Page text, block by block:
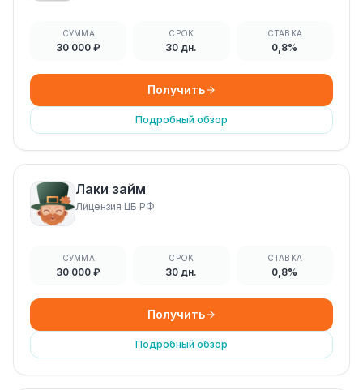
СУММА
30 000 ₽
СРОК
30 дн.
СТАВКА
0,8%
Получить
Подробный обзор
Лаки займ
Лицензия ЦБ РФ
СУММА
30 000 ₽
СРОК
30 дн.
СТАВКА
0,8%
Получить
Подробный обзор